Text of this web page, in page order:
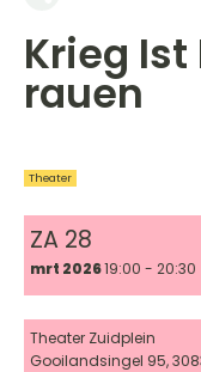
Krieg Ist
rauen
Theater
ZA 28
mrt 202619:00 - 20:30
Theater Zuidplein
Gooilandsingel 95,